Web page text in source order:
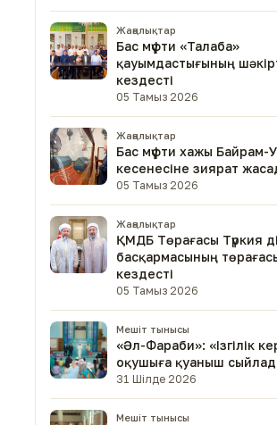
Жаңалықтар
Бас мүфти «Талаба»
қауымдастығының
кездесті
05 Тамыз 2026
Жаңалықтар
Бас мүфти хажы Байрам-
кесенесіне зиярат
05 Тамыз 2026
Жаңалықтар
ҚМДБ Төрағасы Түркия
басқармасының
кездесті
05 Тамыз 2026
Мешіт тынысы
«Әл-Фараби»: «Ізгілік
оқушыға қуаныш
31 Шілде 2026
Мешіт тынысы